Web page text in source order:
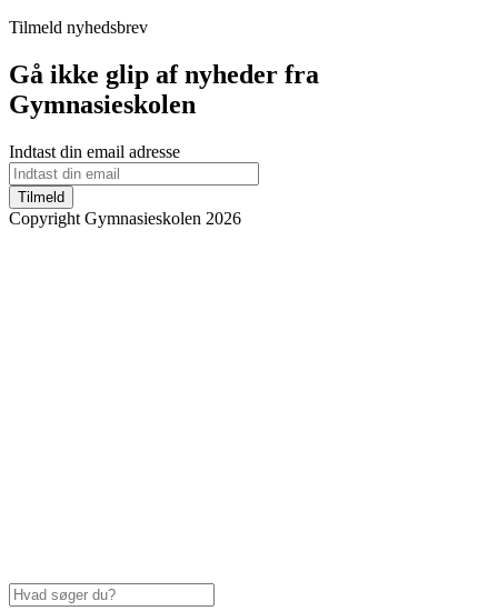
Tilmeld nyhedsbrev
Gå ikke glip af nyheder fra
Gymnasieskolen
Indtast din email adresse
Tilmeld
Copyright Gymnasieskolen 2026